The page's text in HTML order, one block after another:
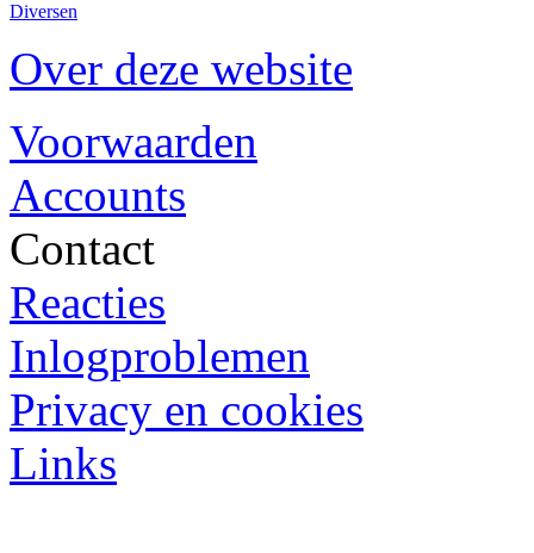
Diversen
Over deze website
Voorwaarden
Accounts
Contact
Reacties
Inlogproblemen
Privacy en cookies
Links